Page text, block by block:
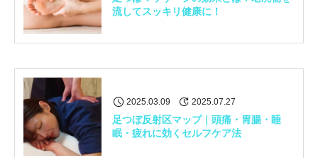
流してスッキリ健康に！
2025.03.09 2025.07.27
足つぼ反射区マップ｜頭痛・胃腸・睡
眠・疲れに効くセルフケア法